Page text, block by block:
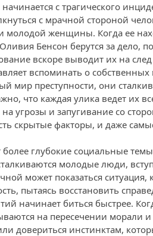
с трагического
с мрачной стороной
молодой женщины. Когда ее
Бенсон берутся за дело,
вскоре выводит их на
вспоминать о
мир преступности, они
что каждая улика ведет их
угрозы и запугивание со
скрытые факторы, и даже
глубокие социальные
молодые люди,
может показаться ситуация,
пытаясь восстановить
начинает биться быстрее.
на пересечении морали
довериться инстинктам,